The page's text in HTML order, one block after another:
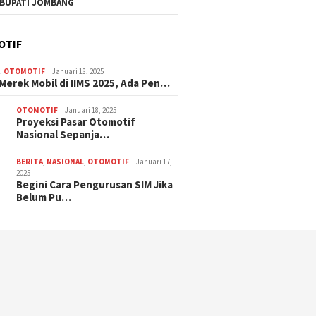
JOMBANG
, OTOMOTIF Januari 18, 2025
Mobil di IIMS 2025, Ada Pen…
OTOMOTIF Januari 18, 2025
Proyeksi Pasar Otomotif
Nasional Sepanja…
BERITA, NASIONAL, OTOMOTIF
Januari 17,
2025
Begini Cara Pengurusan SIM Jika
Belum Pu…